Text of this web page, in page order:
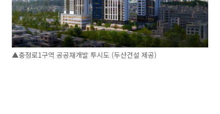
▲충정로1구역 공공재개발 투시도 (두산건설 제공)